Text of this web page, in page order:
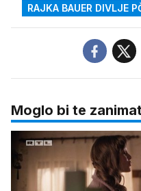
RAJKA BAUER DIVLJE
Moglo bi te